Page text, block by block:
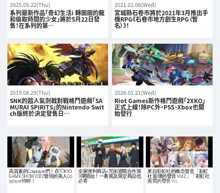
2025.05.22(Thu)
系列最新作品「奇幻生活i 轉圈圈的龍
和偷取時間的少女」將於5月22日發
售！在系列的第…
2021.01.06(Wed)
宮城縣石卷市將於2021年3月推出手
機RPG《石卷市地方創生RPG（暫
名）》！
2019.08.29(Thu)
SNK的超人氣劍戟對戰格鬥遊戲「SA
MURAI SPIRITS」的Nintendo Swit
ch版終於決定發售日…
2026.01.21(Wed)
Riot Games新作格鬥遊戲「2XKO」
正式上線！除PC外，PS5、Xbox也開
始發行
高質素的Cosplayer們！在TOKYO
GAME SHOW 2022發現的美人Co
splayer特輯！
全家便利商店×咒術迴戰合作第
3彈開始！一番賞及限定商品也
必看
來自彩虹社的概念聲音「彩虹
社 寵壞的聲音 Vol.2」「彩虹社
責罵的聲音 Vo…